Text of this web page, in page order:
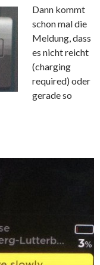
Dann kommt
schon mal die
Meldung, dass
es nicht reicht
(charging
required) oder
gerade so